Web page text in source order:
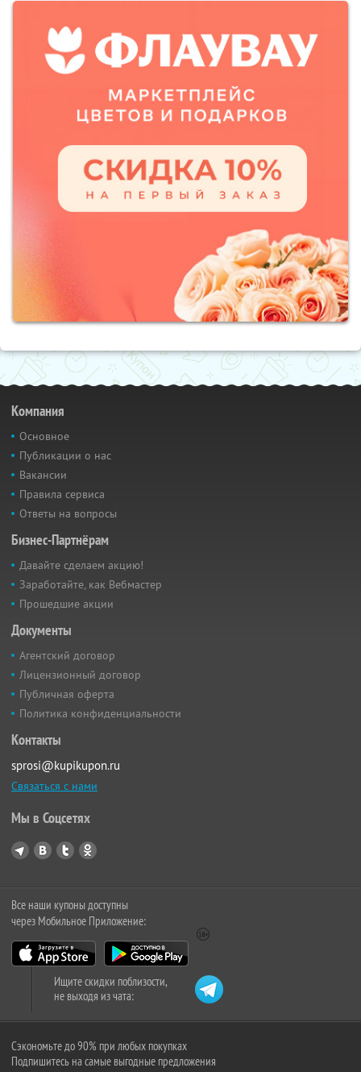
Компания
Основное
Публикации о нас
Вакансии
Правила сервиса
Ответы на вопросы
Бизнес-Партнёрам
Давайте сделаем акцию!
Заработайте, как Вебмастер
Прошедшие акции
Документы
Агентский договор
Лицензионный договор
Публичная оферта
Политика конфиденциальности
Контакты
sprosi@kupikupon.ru
Связаться с нами
Мы в Соцсетях
Все наши купоны доступны
через Мобильное Приложение:
Ищите скидки поблизости,
не выходя из чата:
Сэкономьте до 90% при любых покупках
Подпишитесь на самые выгодные предложения